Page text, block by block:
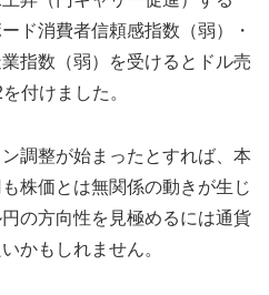
ド消費者信頼感指数（弱）・
指数（弱）を受けるとドル売
付けました。
調整が始まったとすれば、本
株価とは無関係の動きが生じ
の方向性を見極めるには通貨
かもしれません。